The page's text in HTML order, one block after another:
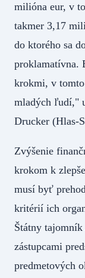
milióna eur, v
takmer 3,17
do ktorého sa
proklamatívna.
krokmi, v
mladých ľudí,"
Drucker
Zvýšenie
krokom k
musí byť
kritérií ich
Štátny
zástupcami
predmetových